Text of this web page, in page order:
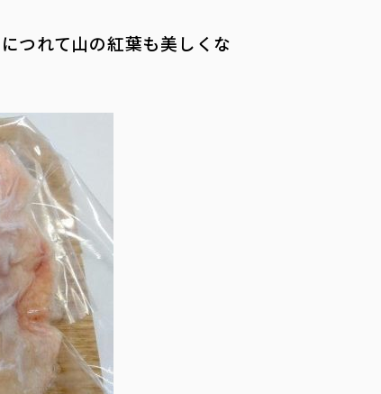
つれて山の紅葉も美しくな